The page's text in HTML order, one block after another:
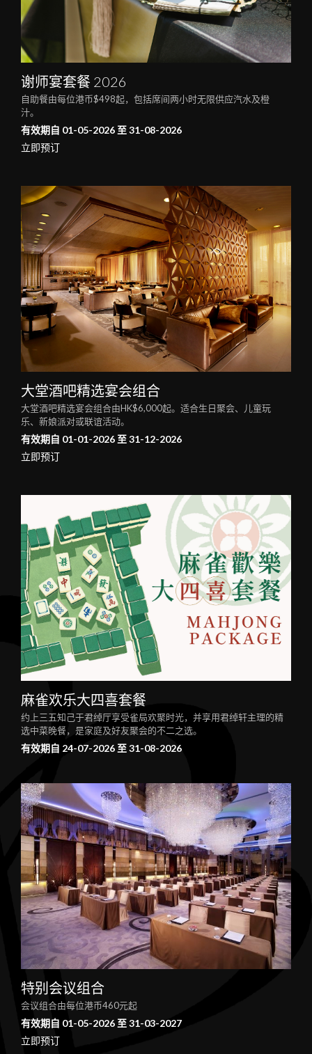
谢师宴套餐 2026
自助餐由每位港币$498起，包括席间两小时无限供应汽水及橙
汁。
有效期自 01-05-2026 至 31-08-2026
立即预订
大堂酒吧精选宴会组合
大堂酒吧精选宴会组合由HK$6,000起。适合生日聚会、儿童玩
乐、新娘派对或联谊活动。
有效期自 01-01-2026 至 31-12-2026
立即预订
麻雀欢乐大四喜套餐
约上三五知己于君绰厅享受雀局欢聚时光，并享用君绰轩主理的精
选中菜晚餐，是家庭及好友聚会的不二之选。
有效期自 24-07-2026 至 31-08-2026
特别会议组合
会议组合由每位港币460元起
有效期自 01-05-2026 至 31-03-2027
立即预订